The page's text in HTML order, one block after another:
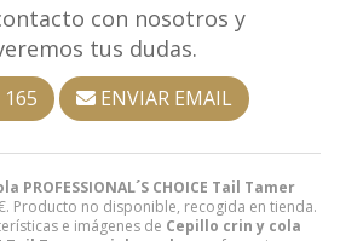
PROFESSIONAL´S CHOICE Tail Tamer
. Producto no disponible, recogida en tienda.
e imágenes de Cepillo crin y cola
con nosotros y
tus dudas.
ENVIAR EMAIL